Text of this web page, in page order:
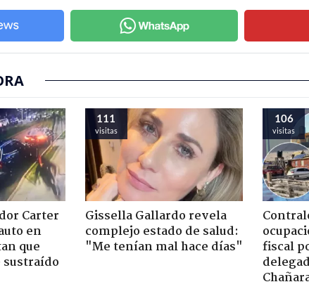
Carter
en
que
111
visitas
Gissella Gallardo revela
complejo estado de salud:
"Me tenían mal hace días"
106
visitas
fiscal